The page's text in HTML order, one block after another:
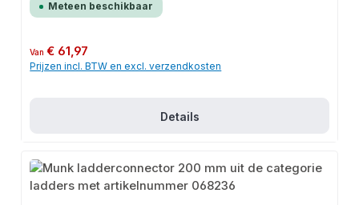
Meteen beschikbaar
Normale prijs:
Van€ 61,97
Prijzen incl. BTW en excl. verzendkosten
Details